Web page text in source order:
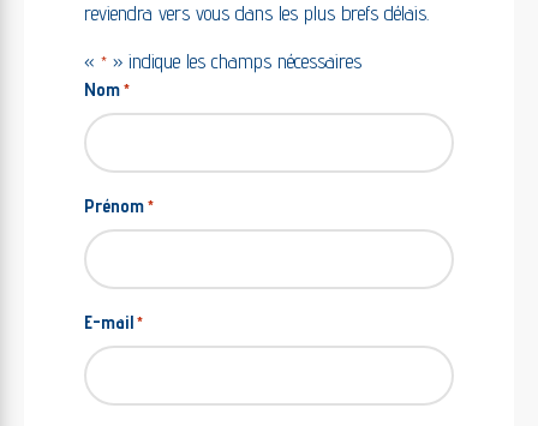
reviendra vers vous dans les plus brefs délais.
« * » indique les champs nécessaires
Nom *
Prénom *
E-mail *